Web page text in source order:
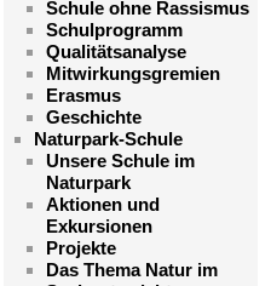
Schule ohne Rassismus
Schulprogramm
Qualitätsanalyse
Mitwirkungsgremien
Erasmus
Geschichte
Naturpark-Schule
Unsere Schule im
Naturpark
Aktionen und
Exkursionen
Projekte
Das Thema Natur im